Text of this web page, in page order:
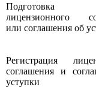
Подготовка
лицензионного
или соглашения об
Регистрация
соглашения и
уступки